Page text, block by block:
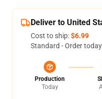
Deliver to United
Cost to ship:$6.99
Standard - Order
Production
Today